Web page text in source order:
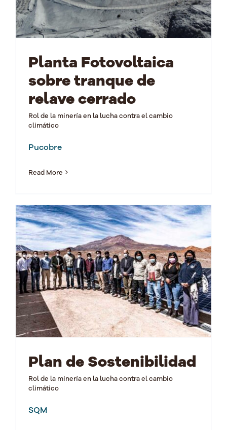
Planta Fotovoltaica
sobre tranque de
relave cerrado
Rol de la minería en la lucha contra el cambio
climático
Pucobre
Read More
Plan de Sostenibilidad
Rol de la minería en la lucha contra el cambio
climático
SQM